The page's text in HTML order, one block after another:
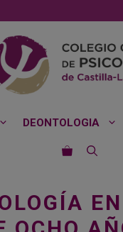
DEONTOLOGIA